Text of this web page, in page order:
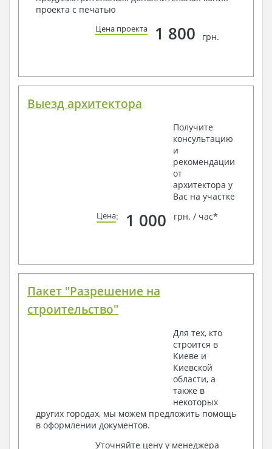
проекта с печатью
Цена проекта 1 800 грн.
Выезд архитектора
Получите
консультацию
и
рекомендации
от
архитектора у
Вас на участке
Цена: 1 000 грн. / час*
Пакет "Разрешение на
строительство"
Для тех, кто
строится в
Киеве и
Киевской
области, а
также в
некоторых
других городах, мы можем предложить помощь
в оформлении документов.
Уточняйте цену у менеджера